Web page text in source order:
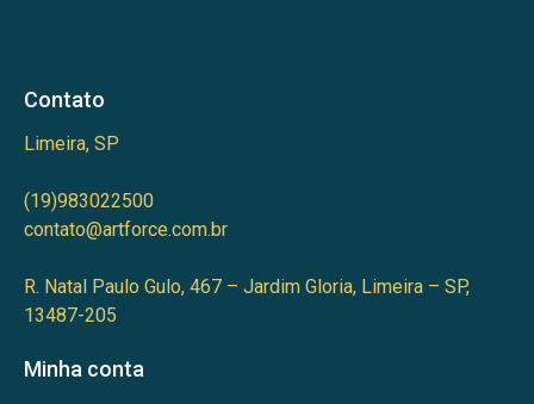
Contato
Limeira, SP
(19)983022500
contato@artforce.com.br
R. Natal Paulo Gulo, 467 – Jardim Gloria, Limeira – SP,
13487-205
Minha conta